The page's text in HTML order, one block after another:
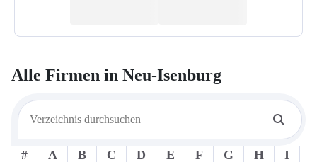
Alle Firmen in Neu-Isenburg
# A B C D E F G H
I